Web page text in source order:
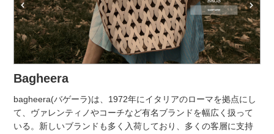
Bagheera
bagheera(バゲーラ)は、1972年にイタリアのローマを拠点にし
て、ヴァレンティノやコーチなど有名ブランドを幅広く扱って
いる。新しいブランドも多く入荷しており、多くの客層に支持